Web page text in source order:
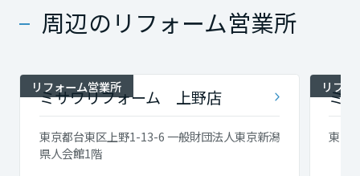
周辺のリフォーム営業所
リフォーム営業所
ミサワリフォーム 上野店
東京都台東区上野1-13-6 一般財団法人東京新潟
県人会館1階
リフ
ミ
東京